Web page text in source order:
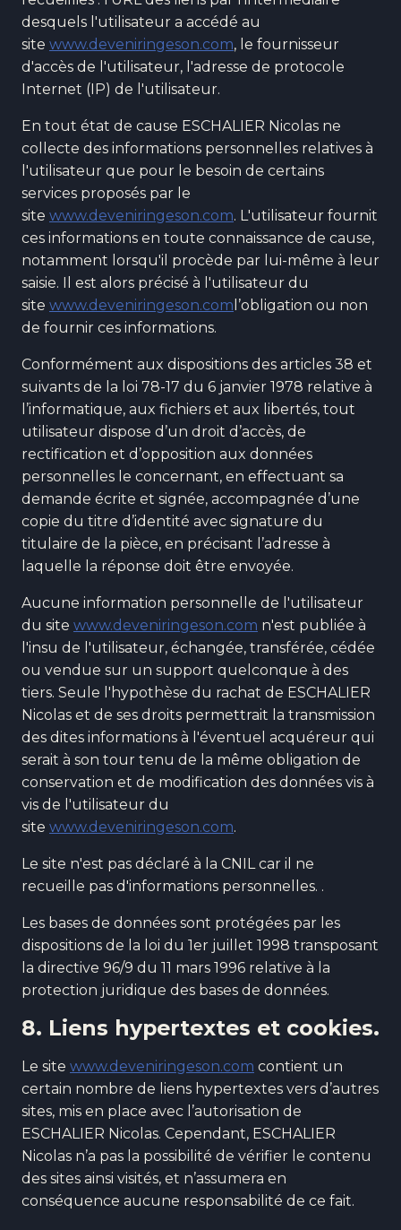
desquels l'utilisateur a accédé au
site www.deveniringeson.com, le fournisseur
d'accès de l'utilisateur, l'adresse de protocole
Internet (IP) de l'utilisateur.
En tout état de cause ESCHALIER Nicolas ne
collecte des informations personnelles relatives à
l'utilisateur que pour le besoin de certains
services proposés par le
site www.deveniringeson.com. L'utilisateur fournit
ces informations en toute connaissance de cause,
notamment lorsqu'il procède par lui-même à leur
saisie. Il est alors précisé à l'utilisateur du
site www.deveniringeson.com l’obligation ou non
de fournir ces informations.
Conformément aux dispositions des articles 38 et
suivants de la loi 78-17 du 6 janvier 1978 relative à
l’informatique, aux fichiers et aux libertés, tout
utilisateur dispose d’un droit d’accès, de
rectification et d’opposition aux données
personnelles le concernant, en effectuant sa
demande écrite et signée, accompagnée d’une
copie du titre d’identité avec signature du
titulaire de la pièce, en précisant l’adresse à
laquelle la réponse doit être envoyée.
Aucune information personnelle de l'utilisateur
du site www.deveniringeson.com n'est publiée à
l'insu de l'utilisateur, échangée, transférée, cédée
ou vendue sur un support quelconque à des
tiers. Seule l'hypothèse du rachat de ESCHALIER
Nicolas et de ses droits permettrait la transmission
des dites informations à l'éventuel acquéreur qui
serait à son tour tenu de la même obligation de
conservation et de modification des données vis à
vis de l'utilisateur du
site www.deveniringeson.com.
Le site n'est pas déclaré à la CNIL car il ne
recueille pas d'informations personnelles. .
Les bases de données sont protégées par les
dispositions de la loi du 1er juillet 1998 transposant
la directive 96/9 du 11 mars 1996 relative à la
protection juridique des bases de données.
8. Liens hypertextes et cookies.
Le site www.deveniringeson.com contient un
certain nombre de liens hypertextes vers d’autres
sites, mis en place avec l’autorisation de
ESCHALIER Nicolas. Cependant, ESCHALIER
Nicolas n’a pas la possibilité de vérifier le contenu
des sites ainsi visités, et n’assumera en
conséquence aucune responsabilité de ce fait.